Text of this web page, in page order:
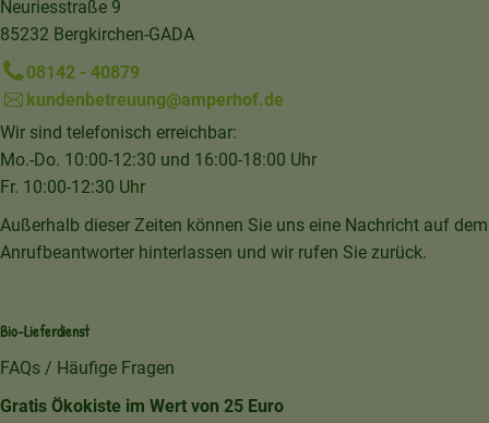
Neuriesstraße 9
85232 Bergkirchen-GADA
08142 - 40879
kundenbetreuung@amperhof.de
Wir sind telefonisch erreichbar:
Mo.-Do. 10:00-12:30 und 16:00-18:00 Uhr
Fr. 10:00-12:30 Uhr
Außerhalb dieser Zeiten können Sie uns eine Nachricht auf dem
Anrufbeantworter hinterlassen und wir rufen Sie zurück.
Bio-Lieferdienst
FAQs / Häufige Fragen
Gratis Ökokiste im Wert von 25 Euro